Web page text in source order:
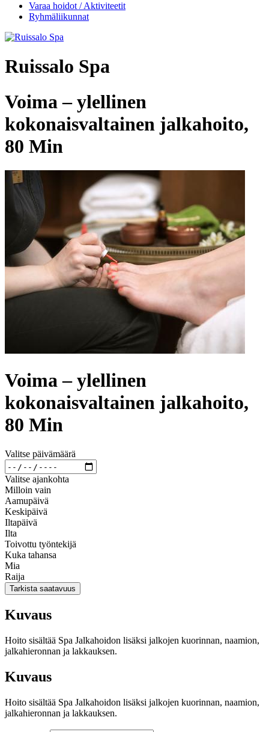
Varaa hoidot / Aktiviteetit
Ryhmäliikunnat
Ruissalo Spa
Voima – ylellinen
kokonaisvaltainen jalkahoito,
80 Min
Voima – ylellinen
kokonaisvaltainen jalkahoito,
80 Min
Valitse päivämäärä
Valitse ajankohta
Milloin vain
Aamupäivä
Keskipäivä
Iltapäivä
Ilta
Toivottu työntekijä
Kuka tahansa
Mia
Raija
Tarkista saatavuus
Kuvaus
Hoito sisältää Spa Jalkahoidon lisäksi jalkojen kuorinnan, naamion,
jalkahieronnan ja lakkauksen.
Kuvaus
Hoito sisältää Spa Jalkahoidon lisäksi jalkojen kuorinnan, naamion,
jalkahieronnan ja lakkauksen.